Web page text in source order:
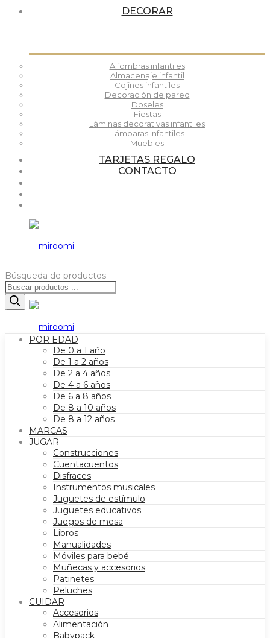
DECORAR
Alfombras infantiles
Almacenaje infantil
Cojines infantiles
Decoración de pared
Doseles
Fiestas
Láminas decorativas infantiles
Lámparas Infantiles
Muebles
TARJETAS REGALO
CONTACTO
Búsqueda de productos
POR EDAD
De 0 a 1 año
De 1 a 2 años
De 2 a 4 años
De 4 a 6 años
De 6 a 8 años
De 8 a 10 años
De 8 a 12 años
MARCAS
JUGAR
Construcciones
Cuentacuentos
Disfraces
Instrumentos musicales
Juguetes de estímulo
Juguetes educativos
Juegos de mesa
Libros
Manualidades
Móviles para bebé
Muñecas y accesorios
Patinetes
Peluches
CUIDAR
Accesorios
Alimentación
Babypack